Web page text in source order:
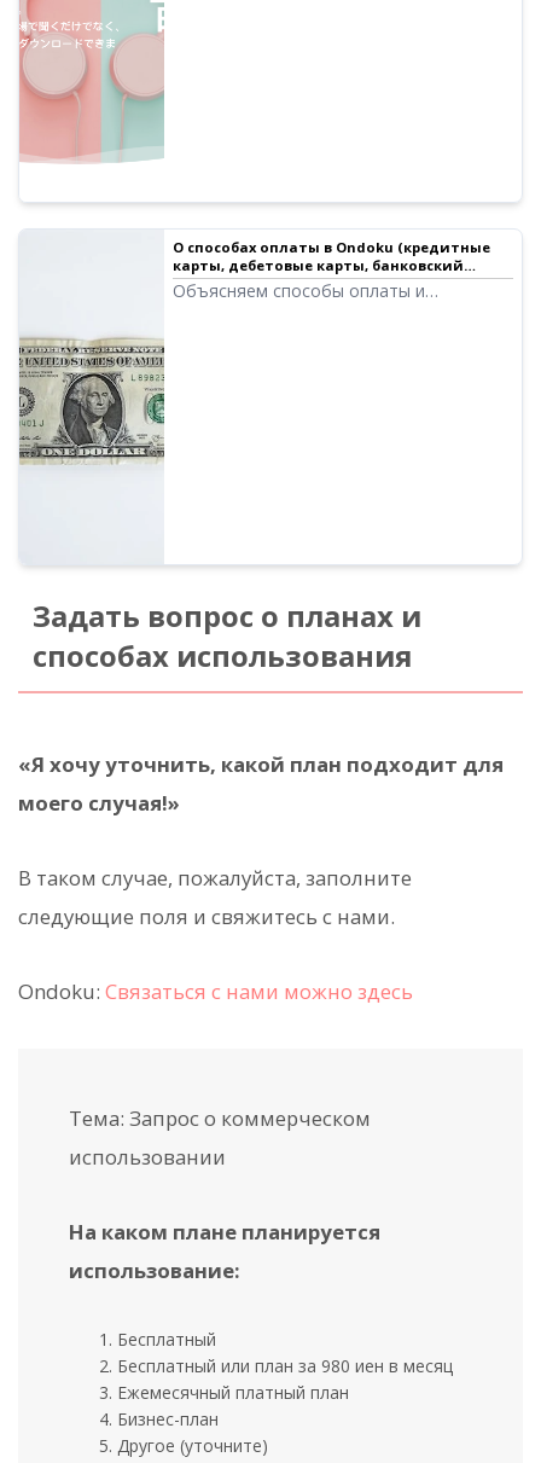
О способах оплаты в Ondoku (кредитные
карты, дебетовые карты, банковский
перевод) и квитанциях | Программа для
чтения текста Ondoku
Объясняем способы оплаты и
Задать вопрос о планах и
способах использования
«Я хочу уточнить, какой план подходит для
моего случая!»
В таком случае, пожалуйста, заполните
следующие поля и свяжитесь с нами.
Ondoku: Связаться с нами можно здесь
Тема: Запрос о коммерческом
использовании
На каком плане планируется
использование:
Бесплатный
Бесплатный или план за 980 иен в месяц
Ежемесячный платный план
Бизнес-план
Другое (уточните)